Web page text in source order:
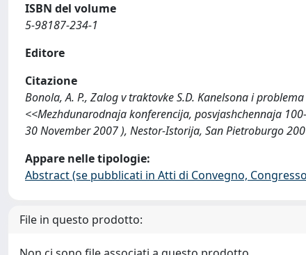
ISBN del volume
5-98187-234-1
Editore
Citazione
Bonola, A. P., Zalog v traktovke S.D. Kanelsona i
<<Mezhdunarodnaja konferencija, posvjashchennaja
30 November 2007 ), Nestor-Istorija, San Pietroburgo
Appare nelle tipologie:
Abstract (se pubblicati in Atti di Convegno,
File in questo prodotto: